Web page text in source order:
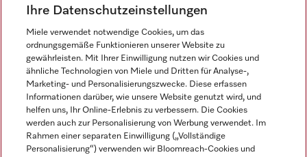
Miele auf Instagram
Miele auf Facebook
Miele auf Youtube
Ihre Datenschutzeinstellungen
Miele verwendet notwendige Cookies, um das
ordnungsgemäße Funktionieren unserer Website zu
gewährleisten. Mit Ihrer Einwilligung nutzen wir Cookies und
ähnliche Technologien von Miele und Dritten für Analyse-,
Marketing- und Personalisierungszwecke. Diese erfassen
Informationen darüber, wie unsere Website genutzt wird, und
helfen uns, Ihr Online-Erlebnis zu verbessern. Die Cookies
werden auch zur Personalisierung von Werbung verwendet. Im
Rahmen einer separaten Einwilligung („Vollständige
Personalisierung“) verwenden wir Bloomreach-Cookies und